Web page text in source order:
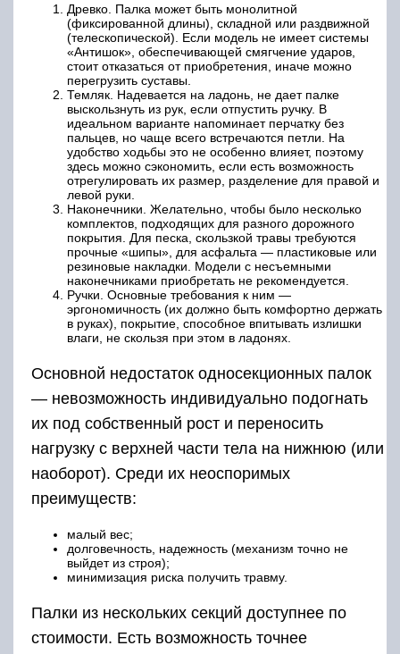
Древко. Палка может быть монолитной
(фиксированной длины), складной или раздвижной
(телескопической). Если модель не имеет системы
«Антишок», обеспечивающей смягчение ударов,
стоит отказаться от приобретения, иначе можно
перегрузить суставы.
Темляк. Надевается на ладонь, не дает палке
выскользнуть из рук, если отпустить ручку. В
идеальном варианте напоминает перчатку без
пальцев, но чаще всего встречаются петли. На
удобство ходьбы это не особенно влияет, поэтому
здесь можно сэкономить, если есть возможность
отрегулировать их размер, разделение для правой и
левой руки.
Наконечники. Желательно, чтобы было несколько
комплектов, подходящих для разного дорожного
покрытия. Для песка, скользкой травы требуются
прочные «шипы», для асфальта — пластиковые или
резиновые накладки. Модели с несъемными
наконечниками приобретать не рекомендуется.
Ручки. Основные требования к ним —
эргономичность (их должно быть комфортно держать
в руках), покрытие, способное впитывать излишки
влаги, не скользя при этом в ладонях.
Основной недостаток односекционных палок
— невозможность индивидуально подогнать
их под собственный рост и переносить
нагрузку с верхней части тела на нижнюю (или
наоборот). Среди их неоспоримых
преимуществ:
малый вес;
долговечность, надежность (механизм точно не
выйдет из строя);
минимизация риска получить травму.
Палки из нескольких секций доступнее по
стоимости. Есть возможность точнее